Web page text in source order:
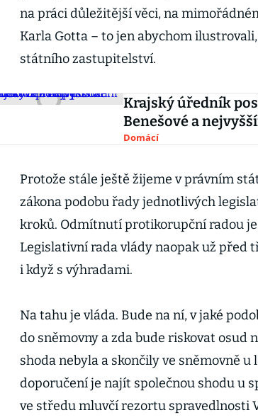
na práci důležitější věci, na
Karla Gotta – to jen abychom
státního zastupitelství.
Krajský úředník
Benešové a
Domácí
Protože stále ještě žijeme v právním
zákona podobu řady jednotlivých
kroků. Odmítnutí protikorupční radou
Legislativní rada vlády naopak už před
i když s výhradami.
Na tahu je vláda. Bude na ní, v jaké
do sněmovny a zda bude riskovat osud
shoda nebyla a skončily ve sněmovně u
doporučení je najít společnou shodu u
ve středu mluvčí rezortu spravedlnosti